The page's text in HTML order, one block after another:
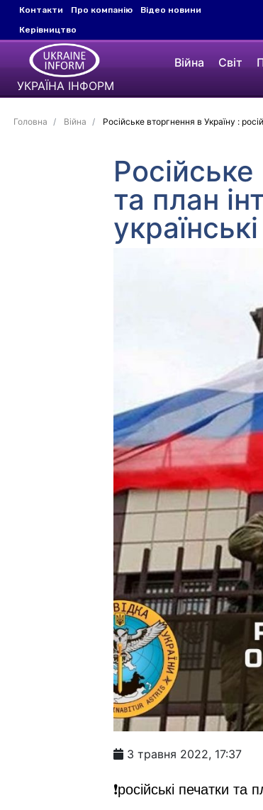
Контакти Про компанію
Відео новини
Керівництво
УКРАЇНА ІНФОРМ
Війна Світ
Головна Війна Російське вторгнення в Україну :
та план
3 травня 2022, 17:37
❗️російські печатки